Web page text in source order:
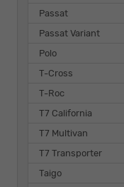
Passat
Passat Variant
Polo
T-Cross
T-Roc
T7 California
T7 Multivan
T7 Transporter
Taigo